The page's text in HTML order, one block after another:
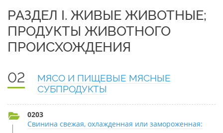
РАЗДЕЛ I. ЖИВЫЕ ЖИВОТНЫЕ;
ПРОДУКТЫ ЖИВОТНОГО
ПРОИСХОЖДЕНИЯ
02
МЯСО И ПИЩЕВЫЕ МЯСНЫЕ
СУБПРОДУКТЫ
0203
Свинина свежая, охлажденная или замороженная: